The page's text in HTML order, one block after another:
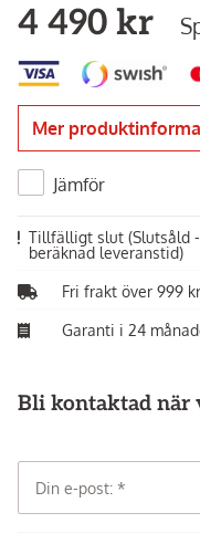
4 490 kr
Mer
Jämför
Tillfälligt slut (Slutsåld
beräknad leveranstid)
Fri frakt över 999
Garanti i 24
Bli kontaktad när
Din e-post: